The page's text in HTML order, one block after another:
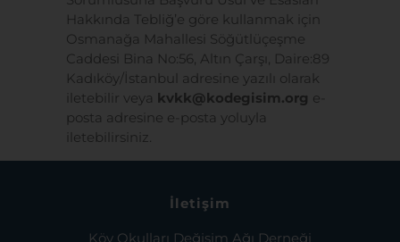
Hakkında Tebliğ’e göre kullanmak için
Osmanağa Mahallesi Söğütlüçeşme
Caddesi Bina No:56, Altın Çarşı, Daire:89
Kadıköy/İstanbul adresine yazılı olarak
iletebilir veya kvkk@kodegisim.org e-
posta adresine e-posta yoluyla
iletebilirsiniz.
İletişim
Köy Okulları Değişim Ağı Derneği